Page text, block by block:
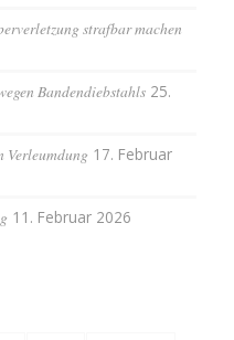
strafbar machen
Bandendiebstahls 25.
Verleumdung 17. Februar
11. Februar 2026